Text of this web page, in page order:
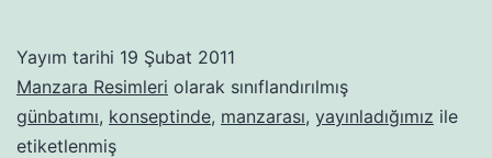
Yayım tarihi 19 Şubat 2011
Manzara Resimleri olarak sınıflandırılmış
günbatımı, konseptinde, manzarası, yayınladığımız ile
etiketlenmiş